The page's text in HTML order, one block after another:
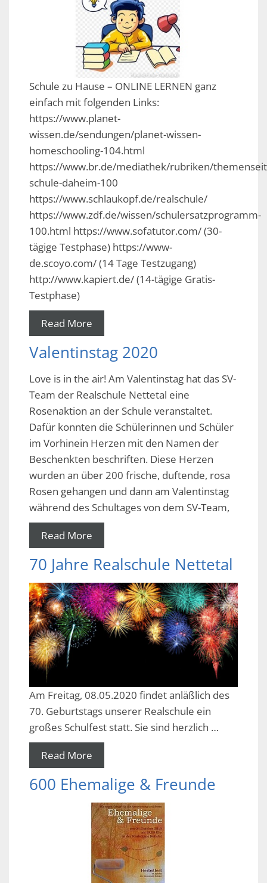
Schule zu Hause – ONLINE LERNEN ganz
einfach mit folgenden Links:
https://www.planet-
wissen.de/sendungen/planet-wissen-
homeschooling-104.html
https://www.br.de/mediathek/rubriken/
schule-daheim-100
https://www.schlaukopf.de/realschule/
https://www.zdf.de/wissen/schulersatzprogramm-
100.html https://www.sofatutor.com/ (30-
tägige Testphase) https://www-
de.scoyo.com/ (14 Tage Testzugang)
http://www.kapiert.de/ (14-tägige Gratis-
Testphase)
Read More
Valentinstag 2020
Love is in the air! Am Valentinstag hat das SV-
Team der Realschule Nettetal eine
Rosenaktion an der Schule veranstaltet.
Dafür konnten die Schülerinnen und Schüler
im Vorhinein Herzen mit den Namen der
Beschenkten beschriften. Diese Herzen
wurden an über 200 frische, duftende, rosa
Rosen gehangen und dann am Valentinstag
während des Schultages von dem SV-Team,
Read More
70 Jahre Realschule Nettetal
Am Freitag, 08.05.2020 findet anläßlich des
70. Geburtstags unserer Realschule ein
großes Schulfest statt. Sie sind herzlich …
Read More
600 Ehemalige & Freunde